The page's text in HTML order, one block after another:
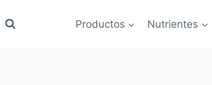
Productos Nutrientes